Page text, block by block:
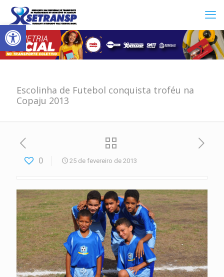
Abrir a barra de ferramentas
Escolinha de Futebol conquista troféu na
Copaju 2013
0 25 de fevereiro de 2013